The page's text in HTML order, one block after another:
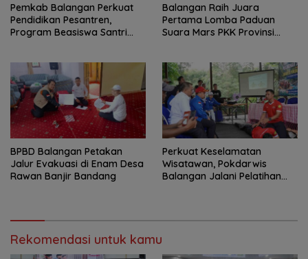
Pemkab Balangan Perkuat
Pendidikan Pesantren,
Program Beasiswa Santri
Balangan Raih Juara
Pertama Lomba Paduan
Suara Mars PKK Provinsi
BPBD Balangan Petakan
Jalur Evakuasi di Enam Desa
Rawan Banjir Bandang
Perkuat Keselamatan
Wisatawan, Pokdarwis
Balangan Jalani Pelatihan
Rekomendasi untuk kamu